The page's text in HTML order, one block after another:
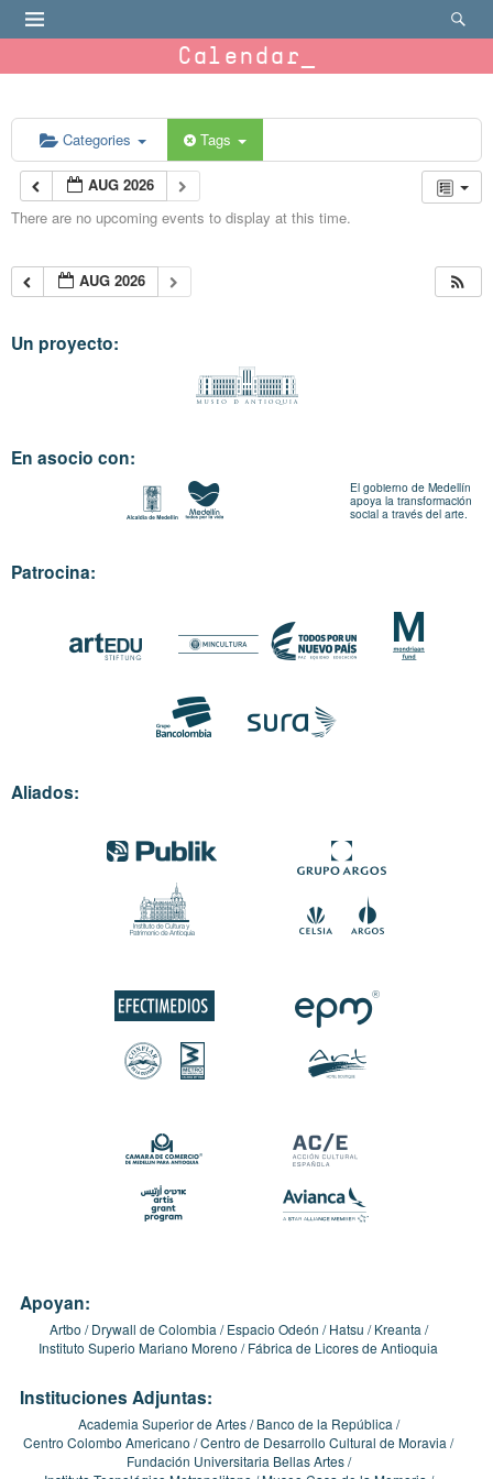
Calendar
Categories Tags
AUG 2026
There are no upcoming events to display at this time.
AUG 2026
Un proyecto:
En asocio con:
El gobierno de Medellín
apoya la transformación
social a través del arte.
Patrocina:
Aliados:
Apoyan:
Artbo Drywall de Colombia Espacio Odeón Hatsu
Kreanta
Instituto Superio Mariano Moreno
Fábrica de Licores de Antioquia
Instituciones Adjuntas:
Academia Superior de Artes
Banco de la República
Centro Colombo Americano Centro de Desarrollo Cultural de Moravia
Fundación Universitaria Bellas Artes